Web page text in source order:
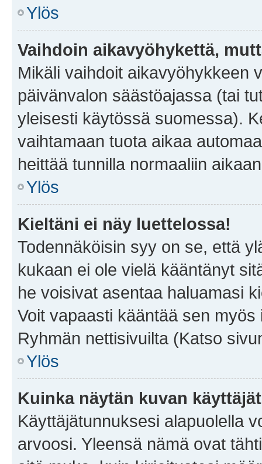
Ylös
Vaihdoin aikavyöhykettä,
Mikäli vaihdoit aikavyöhykkeen
päivänvalon säästöajassa (tai
yleisesti käytössä suomessa).
vaihtamaan tuota aikaa
heittää tunnilla normaaliin
Ylös
Kieltäni ei näy luettelossa!
Todennäköisin syy on se, että
kukaan ei ole vielä kääntänyt
he voisivat asentaa haluamasi
Voit vapaasti kääntää sen
Ryhmän nettisivuilta (Katso
Ylös
Kuinka näytän kuvan
Käyttäjätunnuksesi alapuolella
arvoosi. Yleensä nämä ovat